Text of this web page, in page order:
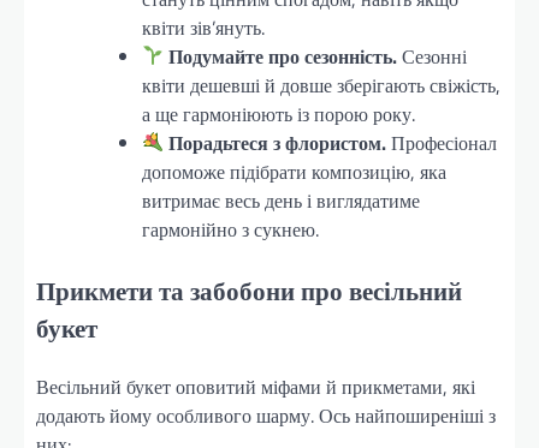
квіти зів’януть.
Подумайте про сезонність.Сезонні
квіти дешевші й довше зберігають свіжість,
а ще гармоніюють із порою року.
Порадьтеся з флористом.Професіонал
допоможе підібрати композицію, яка
витримає весь день і виглядатиме
гармонійно з сукнею.
Прикмети та забобони про весільний
букет
Весільний букет оповитий міфами й прикметами, які
додають йому особливого шарму. Ось найпоширеніші з